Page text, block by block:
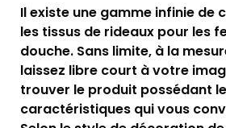
Il existe une gamme infinie de
les tissus de rideaux pour les
douche. Sans limite, à la
laissez libre court à votre
trouver le produit possédant
caractéristiques qui vous